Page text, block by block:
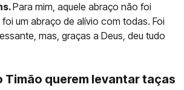
Para mim, aquele abraço não foi
um abraço de alívio com todas. Foi
mas, graças a Deus, deu tudo
querem levantar taças